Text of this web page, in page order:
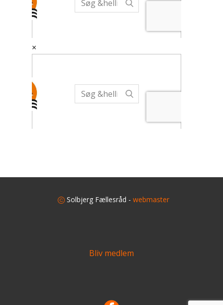
×
Solbjerg Fællesråd - webmaster
Bliv medlem